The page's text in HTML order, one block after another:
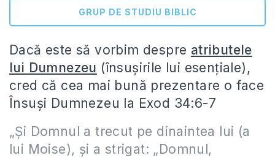
GRUP DE STUDIU BIBLIC
Dacă este să vorbim despre atributele
lui Dumnezeu (însușirile lui esențiale),
cred că cea mai bună prezentare o face
Însuși Dumnezeu la Exod 34:6-7
„Şi Domnul a trecut pe dinaintea lui (a
lui Moise), şi a strigat: „Domnul,